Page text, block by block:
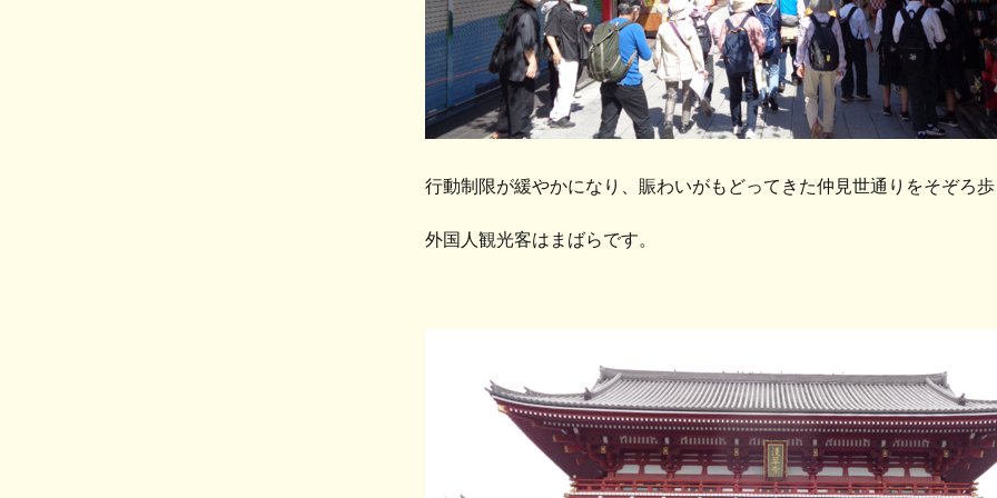
行動制限が緩やかになり、賑わいがもどってきた仲見世通りをそぞろ
外国人 観光客はまばらです。